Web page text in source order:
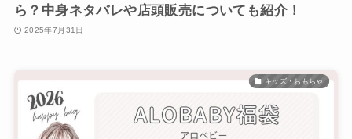
ら？中身ネタバレや店頭販売についても紹介！
2025年7月31日
キッズ・おもちゃ